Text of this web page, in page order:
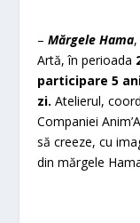
–Mărgele Hama
Artă, în perioada
participare 5
zi. Atelierul,
Companiei
să creeze, cu
din mărgele